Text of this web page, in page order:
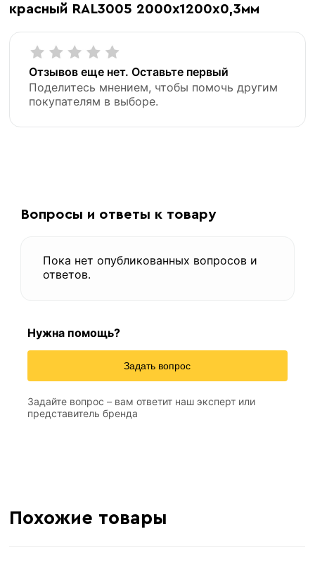
«В корзину»
0,3 мм
Метров в 1 тонне
красный RAL3005 2000х1200х0,3мм
Отзывов еще нет. Оставьте первый
Поделитесь мнением, чтобы помочь другим
покупателям в выборе.
Вопросы и ответы к товару
Пока нет опубликованных вопросов и
ответов.
Нужна помощь?
Задать вопрос
Задайте вопрос – вам ответит наш эксперт или
представитель бренда
Похожие товары